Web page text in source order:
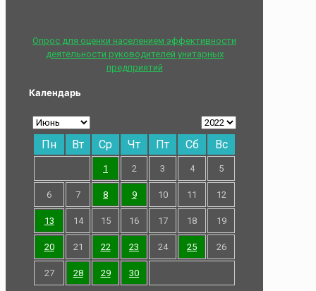
Опрос для оценки населением эффективности
деятельности руководителей унитарных
предприятий
Календарь
Пн Вт Ср Чт Пт Сб Вс
1 2 3 4 5
6 7 8 9 10 11 12
13 14 15 16 17 18 19
20 21 22 23 24 25 26
27 28 29 30